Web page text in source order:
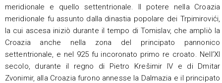
meridionale e quello settentrionale. Il potere nella Croazia
meridionale fu assunto dalla dinastia popolare dei Trpimirovići,
la cui ascesa iniziò durante il tempo di Tomislav, che ampliò la
Croazia anche nella zona del principato pannonico
settentrionale, e nel 925 fu incoronato primo re croato. Nell’XI
secolo, durante il regno di Pietro Krešimir IV e di Dmitar
Zvonimir, alla Croazia furono annesse la Dalmazia e il principato